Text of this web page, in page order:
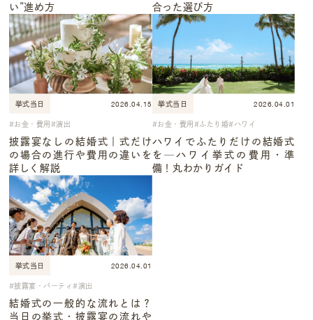
い”進め方
合った選び方
挙式当日 2026.04.15
お金・費用 演出
披露宴なしの結婚式｜式だけ
の場合の進行や費用の違いを
詳しく解説
挙式当日 2026.04.01
お金・費用 ふたり婚 ハワイ
ハワイでふたりだけの結婚式
を─ハワイ挙式の費用・準
備！丸わかりガイド
挙式当日 2026.04.01
披露宴・パーティ 演出
結婚式の一般的な流れとは？
当日の挙式・披露宴の流れや